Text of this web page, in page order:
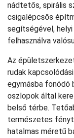
nádtetős, spirális
csigalépcsős
segítségével,
felhasználva
Az
rudak
egymásba fonódó
oszlopok által
belső térbe.
természetes
hatalmas méretű